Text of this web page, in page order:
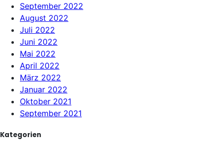
September 2022
August 2022
Juli 2022
Juni 2022
Mai 2022
April 2022
März 2022
Januar 2022
Oktober 2021
September 2021
Kategorien